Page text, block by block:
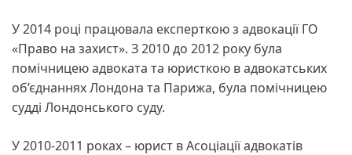
У 2014 році працювала експерткою з адвокації ГО
«Право на захист». З 2010 до 2012 року була
помічницею адвоката та юристкою в адвокатських
об’єднаннях Лондона та Парижа, була помічницею
судді Лондонського суду.
У 2010-2011 роках – юрист в Асоціації адвокатів